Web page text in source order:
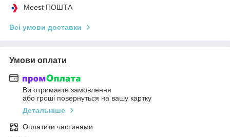
Meest ПОШТА
Всі умови доставки
Умови оплати
Ви отримаєте замовлення
або гроші повернуться на вашу картку
Детальніше
Оплатити частинами